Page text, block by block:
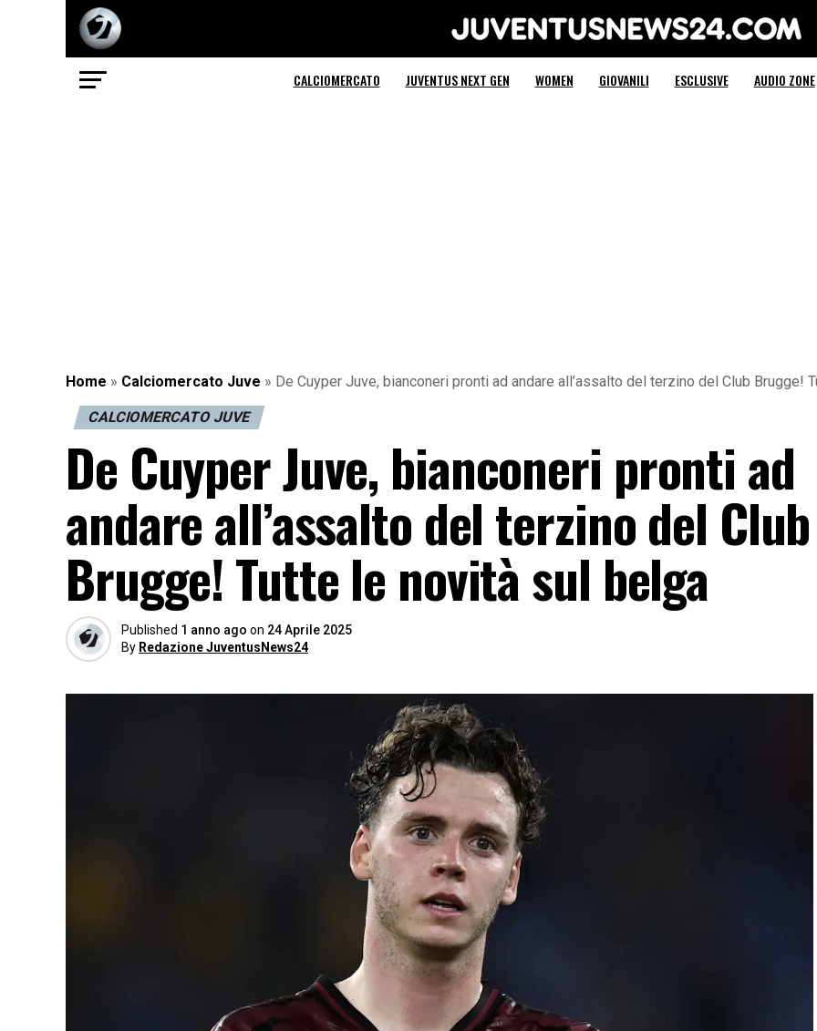
Juventus News 24
CALCIOMERCATO JUVENTUS NEXT GEN WOMEN GIOVANILI ESCLUSIVE AUDIO ZONE
Home » Calciomercato Juve » De Cuyper Juve, bianconeri pronti ad andare all’assalto del terzino del Club Brugge!
CALCIOMERCATO JUVE
De Cuyper Juve, bianconeri pronti ad
andare all’assalto del terzino del Club
Brugge! Tutte le novità sul belga
Published 1 anno ago on 24 Aprile 2025
By Redazione JuventusNews24